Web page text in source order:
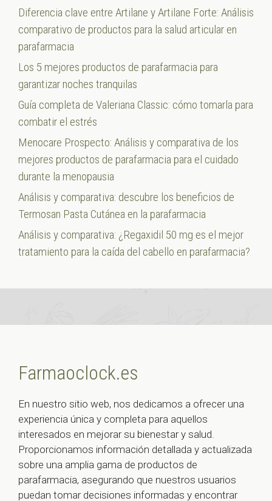
Diferencia clave entre Artilane y Artilane Forte: Análisis
comparativo de productos para la salud articular en
parafarmacia
Los 5 mejores productos de parafarmacia para
garantizar noches tranquilas
Guía completa de Valeriana Classic: cómo tomarla para
combatir el estrés
Menocare Prospecto: Análisis y comparativa de los
mejores productos de parafarmacia para el cuidado
durante la menopausia
Análisis y comparativa: descubre los beneficios de
Termosan Pasta Cutánea en la parafarmacia
Análisis y comparativa: ¿Regaxidil 50 mg es el mejor
tratamiento para la caída del cabello en parafarmacia?
Farmaoclock.es
En nuestro sitio web, nos dedicamos a ofrecer una
experiencia única y completa para aquellos
interesados en mejorar su bienestar y salud.
Proporcionamos información detallada y actualizada
sobre una amplia gama de productos de
parafarmacia, asegurando que nuestros usuarios
puedan tomar decisiones informadas y encontrar